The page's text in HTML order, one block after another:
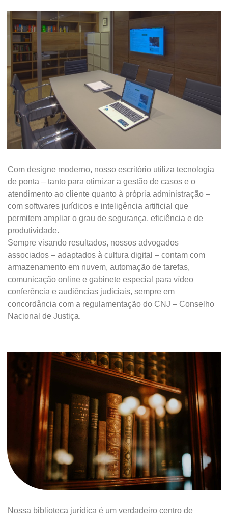
Com designe moderno, nosso escritório utiliza tecnologia
de ponta – tanto para otimizar a gestão de casos e o
atendimento ao cliente quanto à própria administração –
com softwares jurídicos e inteligência artificial que
permitem ampliar o grau de segurança, eficiência e de
produtividade.
Sempre visando resultados, nossos advogados
associados – adaptados à cultura digital – contam com
armazenamento em nuvem, automação de tarefas,
comunicação online e gabinete especial para vídeo
conferência e audiências judiciais, sempre em
concordância com a regulamentação do CNJ – Conselho
Nacional de Justiça.
Nossa biblioteca jurídica é um verdadeiro centro de